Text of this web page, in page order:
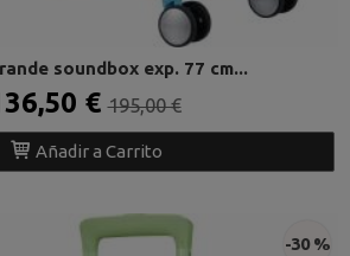
soundbox exp. 77 cm...
€195,00 €
Añadir a Carrito
-30 %